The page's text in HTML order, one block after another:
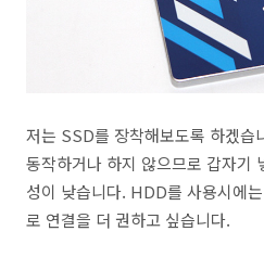
저는 SSD를 장착해보도록 하겠
동작하거나 하지 않으므로 갑자기
성이 낮습니다. HDD를 사용시에
로 연결을 더 권하고 싶습니다.